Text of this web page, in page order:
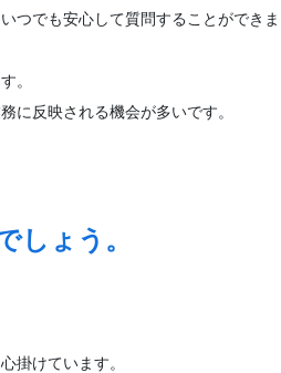
つでも安心して質問することができま
。
に反映される機会が多いです。
しょう。
掛けています。